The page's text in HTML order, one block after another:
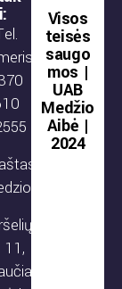
11,
Visos
teisės
saugo
mos |
UAB
Medžio
Aibė |
2024